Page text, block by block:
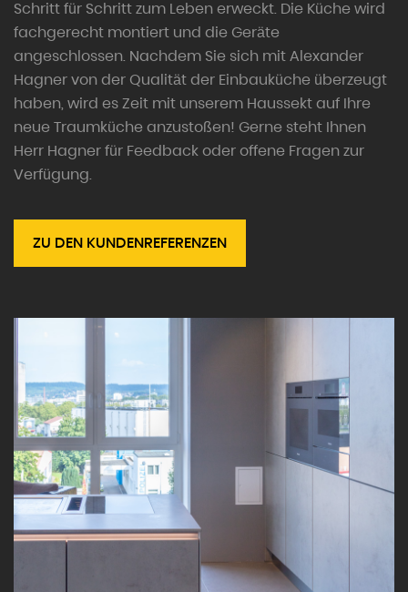
Schritt für Schritt zum Leben erweckt. Die Küche wird
fachgerecht montiert und die Geräte
angeschlossen. Nachdem Sie sich mit Alexander
Hagner von der Qualität der Einbauküche überzeugt
haben, wird es Zeit mit unserem Haussekt auf Ihre
neue Traumküche anzustoßen! Gerne steht Ihnen
Herr Hagner für Feedback oder offene Fragen zur
Verfügung.
ZU DEN KUNDENREFERENZEN